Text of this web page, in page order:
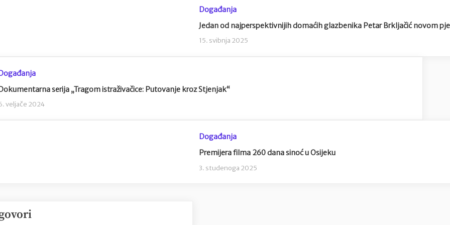
Događanja
Jedan od najperspektivnijih domaćih glazbenika Petar Brkljačić novom
15. svibnja 2025
serija „Tragom istraživačice: Putovanje kroz Stjenjak“
veljače 2024
Događanja
Premijera filma 260 dana sinoć u Osijeku
3. studenoga 2025